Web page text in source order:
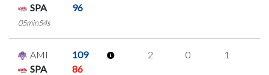
SPA
96
05min54s
AMI
109
SPA
86
2 0 1